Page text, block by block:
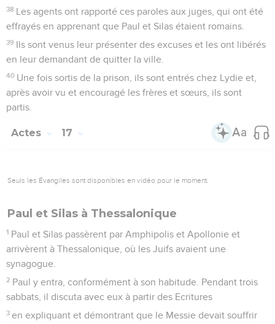
38 Les agents ont rapporté ces paroles aux juges, qui ont été
effrayés en apprenant que Paul et Silas étaient romains.
39 Ils sont venus leur présenter des excuses et les ont libérés
en leur demandant de quitter la ville.
40 Une fois sortis de la prison, ils sont entrés chez Lydie et,
après avoir vu et encouragé les frères et sœurs, ils sont
partis.
Actes 17
Seuls les Évangiles sont disponibles en vidéo pour le moment.
Paul et Silas à Thessalonique
1 Paul et Silas passèrent par Amphipolis et Apollonie et
arrivèrent à Thessalonique, où les Juifs avaient une
synagogue.
2 Paul y entra, conformément à son habitude. Pendant trois
sabbats, il discuta avec eux à partir des Ecritures
3 en expliquant et démontrant que le Messie devait souffrir